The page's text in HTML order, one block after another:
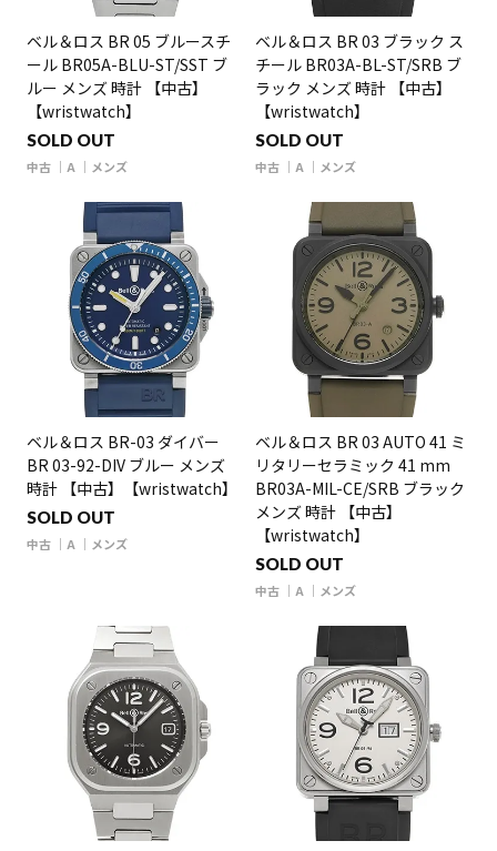
ベル＆ロス BR 05 ブルースチ
ール BR05A-BLU-ST/SST ブ
ルー メンズ 時計 【中古】
【wristwatch】
SOLD OUT
中古 A メンズ
ベル＆ロス BR 03 ブラック ス
チール BR03A-BL-ST/SRB ブ
ラック メンズ 時計 【中古】
【wristwatch】
SOLD OUT
中古 A メンズ
ベル＆ロス BR-03 ダイバー
BR 03-92-DIV ブルー メンズ
時計 【中古】【wristwatch】
SOLD OUT
中古 A メンズ
ベル＆ロス BR 03 AUTO 41 ミ
リタリーセラミック 41 mm
BR03A-MIL-CE/SRB ブラック
メンズ 時計 【中古】
【wristwatch】
SOLD OUT
中古 A メンズ